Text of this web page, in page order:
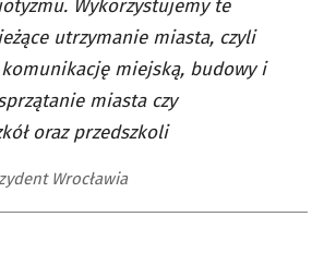
Wykorzystujemy te
utrzymanie miasta, czyli
miejską, budowy i
miasta czy
oraz przedszkoli
Wrocławia